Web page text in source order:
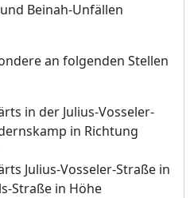
Beinah-Unfällen
an folgenden Stellen
rts in der Julius-Vosseler-
in Richtung
rts Julius-Vosseler-Straße in
Straße in Höhe